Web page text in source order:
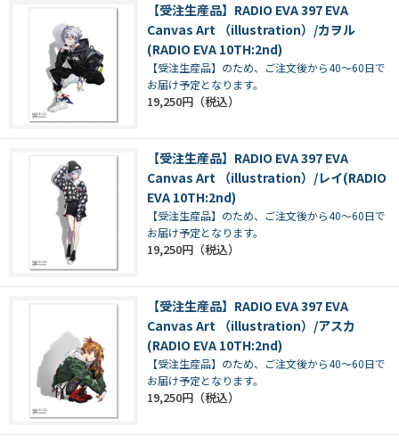
【受注生産品】RADIO EVA 397 EVA
Canvas Art （illustration）/カヲル
(RADIO EVA 10TH:2nd)
【受注生産品】のため、ご注文後から40～60日で
お届け予定となります。
19,250円
【受注生産品】RADIO EVA 397 EVA
Canvas Art （illustration）/レイ(RADIO
EVA 10TH:2nd)
【受注生産品】のため、ご注文後から40～60日で
お届け予定となります。
19,250円
【受注生産品】RADIO EVA 397 EVA
Canvas Art （illustration）/アスカ
(RADIO EVA 10TH:2nd)
【受注生産品】のため、ご注文後から40～60日で
お届け予定となります。
19,250円